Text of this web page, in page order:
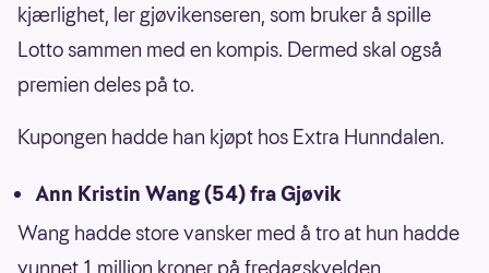
kjærlighet, ler gjøvikenseren, som bruker å spille
Lotto sammen med en kompis. Dermed skal også
premien deles på to.
Kupongen hadde han kjøpt hos Extra Hunndalen.
Ann Kristin Wang (54) fra Gjøvik
Wang hadde store vansker med å tro at hun hadde